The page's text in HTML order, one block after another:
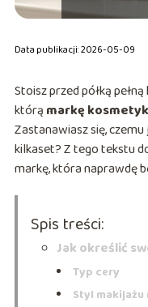
Data publikacji: 2026-05-09
Stoisz przed półką
którą markę
Zastanawiasz się, czemu
kilkaset? Z tego tekstu
markę, która naprawdę
Spis treści:
Jak określić
Typ cery
Styl makijażu